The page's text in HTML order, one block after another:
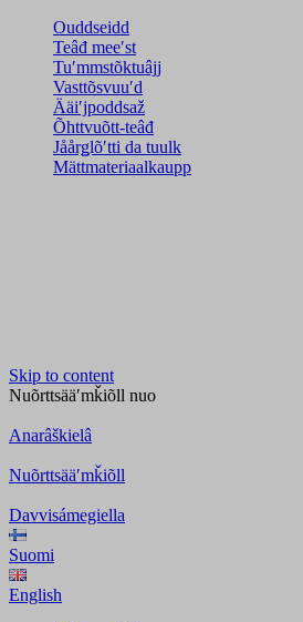
Ouddseidd
Teâđ meeʹst
Tuʹmmstõktuâjj
Vasttõsvuuʹd
Ääiʹjpoddsaž
Õhttvuõtt-teâđ
Jåårǥlõʹtti da tuulk
Mättmateriaalkaupp
Skip to content
Nuõrttsääʹmǩiõll nuo
Anarâškielâ
Nuõrttsääʹmǩiõll
Davvisámegiella
Suomi
English